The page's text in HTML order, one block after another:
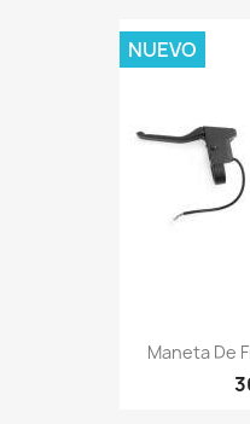
Maneta De
NUEVO